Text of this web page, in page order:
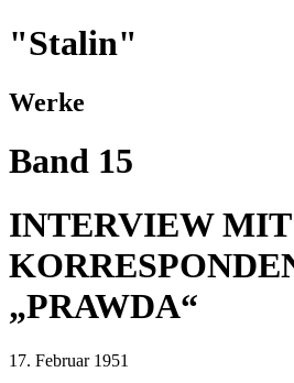
"Stalin"
Werke
Band 15
INTERVIEW
„PRAWDA“
17. Februar 1951